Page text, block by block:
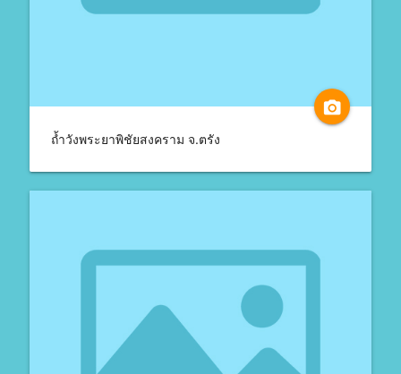
camera_alt
ถ้ำวังพระยาพิชัยสงคราม จ.ตรัง